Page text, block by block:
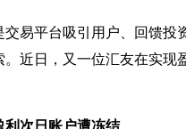
交易平台吸引用户、回馈投
近日，又一位汇友在实
利次日账户遭冻结